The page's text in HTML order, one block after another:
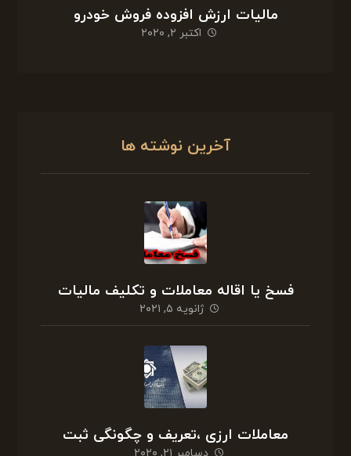
مالیات ارزش افزوده فروش خودرو
اکتبر ۲, ۲۰۲۰
آخرین نوشته ها
فسخ یا اقاله معاملات و تکلیف مالیات
ژانویه ۵, ۲۰۲۱
معاملات ارزی ،تعریف و چگونگی ثبت